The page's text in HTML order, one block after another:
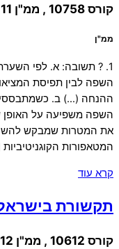
קורס 10758 , ממ"ן 11 , ציון 97
ממ"ן
1. ? תשובה: א. לפי
השפה לבין תפיסת
ההנחה (…) ב.
השפה משפיעה על האופן
המטאפורות
קרא עוד
תקשורת בישראל - ממ''ן 12
קורס 10612 , ממ"ן 12 , ציון 97